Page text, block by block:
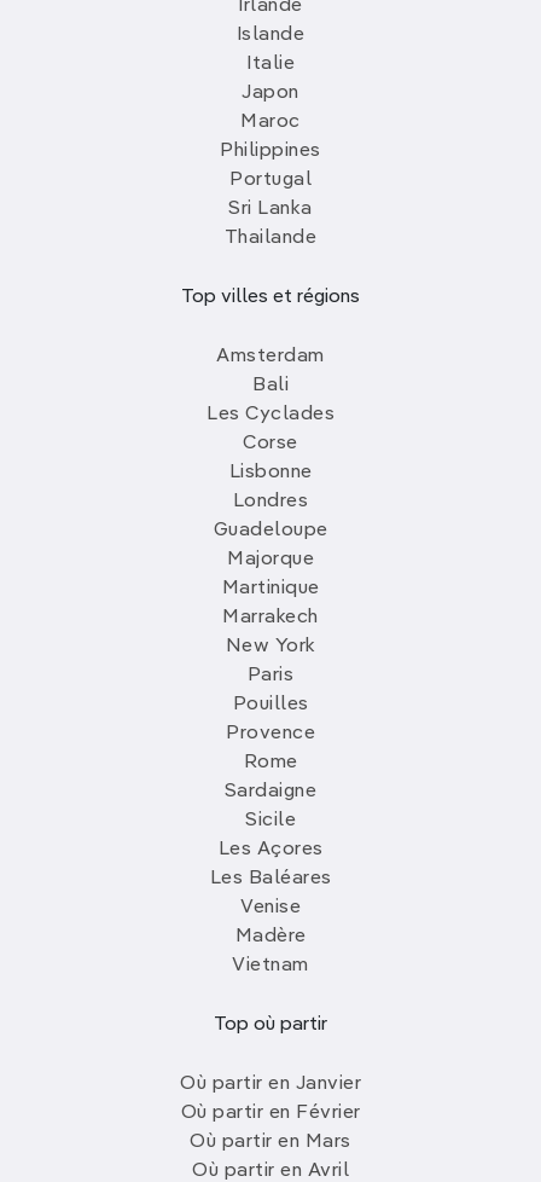
Irlande
Islande
Italie
Japon
Maroc
Philippines
Portugal
Sri Lanka
Thailande
Top villes et régions
Amsterdam
Bali
Les Cyclades
Corse
Lisbonne
Londres
Guadeloupe
Majorque
Martinique
Marrakech
New York
Paris
Pouilles
Provence
Rome
Sardaigne
Sicile
Les Açores
Les Baléares
Venise
Madère
Vietnam
Top où partir
Où partir en Janvier
Où partir en Février
Où partir en Mars
Où partir en Avril